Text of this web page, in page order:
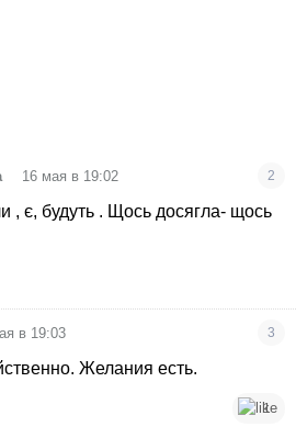
16 мая в 19:02 2
, є, будуть . Щось досягла- щось
в 19:03 3
Желания есть.
1